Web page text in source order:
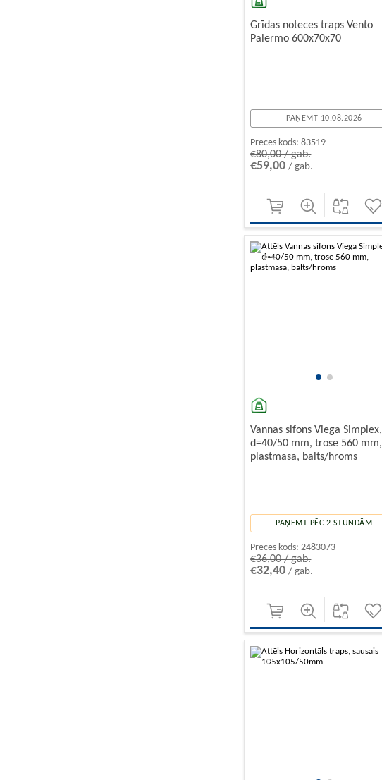
Grīdas noteces traps Vento
Palermo 600x70x70
PAŅEMT 10.08.2026
Preces kods: 83519
€80,00 / gab.
€59,00/ gab.
-10%
Vannas sifons Viega Simplex,
d=40/50 mm, trose 560 mm,
plastmasa, balts/hroms
PAŅEMT PĒC 2 STUNDĀM
Preces kods: 2483073
€36,00 / gab.
€32,40/ gab.
-10%